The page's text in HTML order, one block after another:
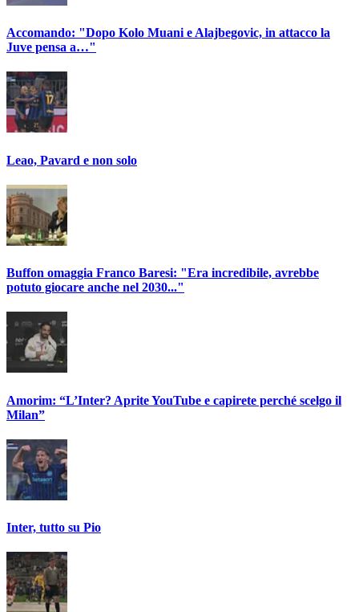
Accomando: "Dopo Kolo Muani e Alajbegovic, in attacco la
Juve pensa a…"
Leao, Pavard e non solo
Buffon omaggia Franco Baresi: "Era incredibile, avrebbe
potuto giocare anche nel 2030..."
Amorim: “L’Inter? Aprite YouTube e capirete perché scelgo il
Milan”
Inter, tutto su Pio